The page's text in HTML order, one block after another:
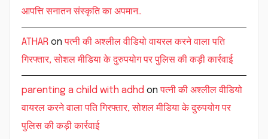
आपत्ति सनातन संस्कृति का अपमान..
ATHAR onपत्नी की अश्लील वीडियो वायरल करने वाला पति
गिरफ्तार, सोशल मीडिया के दुरुपयोग पर पुलिस की कड़ी कार्रवाई
parenting a child with adhd onपत्नी की अश्लील वीडियो
वायरल करने वाला पति गिरफ्तार, सोशल मीडिया के दुरुपयोग पर
पुलिस की कड़ी कार्रवाई